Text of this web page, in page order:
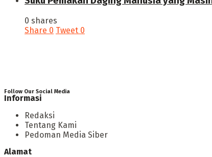
0 shares
Share 0 Tweet 0
Follow Our Social Media
Informasi
Redaksi
Tentang Kami
Pedoman Media Siber
Alamat